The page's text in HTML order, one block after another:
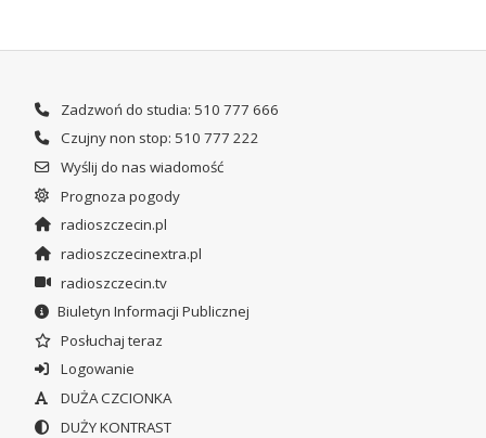
Zadzwoń do studia: 510 777 666
Czujny non stop: 510 777 222
Wyślij do nas wiadomość
Prognoza pogody
radioszczecin.pl
radioszczecinextra.pl
radioszczecin.tv
Biuletyn Informacji Publicznej
Posłuchaj teraz
Logowanie
DUŻA CZCIONKA
DUŻY KONTRAST